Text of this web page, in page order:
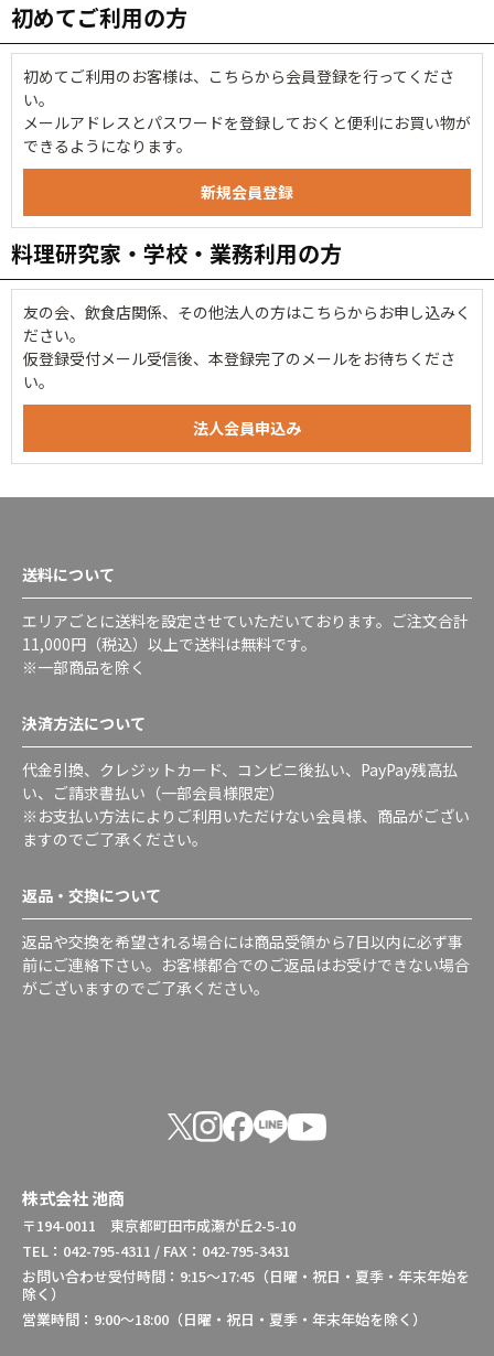
初めてご利用の方
初めてご利用のお客様は、こちらから会員登録を行ってくださ
い。
メールアドレスとパスワードを登録しておくと便利にお買い物が
できるようになります。
料理研究家・学校・業務利用の方
友の会、飲食店関係、その他法人の方はこちらからお申し込みく
ださい。
仮登録受付メール受信後、本登録完了のメールをお待ちくださ
い。
送料について
エリアごとに送料を設定させていただいております。ご注文合計
11,000円（税込）以上で送料は無料です。
※一部商品を除く
決済方法について
代金引換、クレジットカード、コンビニ後払い、PayPay残高払
い、ご請求書払い（一部会員様限定）
※お支払い方法によりご利用いただけない会員様、商品がござい
ますのでご了承ください。
返品・交換について
返品や交換を希望される場合には商品受領から7日以内に必ず事
前にご連絡下さい。お客様都合でのご返品はお受けできない場合
がございますのでご了承ください。
株式会社 池商
〒194-0011 東京都町田市成瀬が丘2-5-10
TEL：042-795-4311 / FAX：042-795-3431
お問い合わせ受付時間：9:15～17:45（日曜・祝日・夏季・年末年始を
除く）
営業時間：9:00～18:00（日曜・祝日・夏季・年末年始を除く）